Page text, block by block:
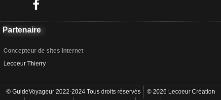
Partenaire
Concepteur de sites Internet
Lecoeur Thierry
© GuideVoyageur 2022-2024 Tous droits réservés
© 2026 Lecoeur Création